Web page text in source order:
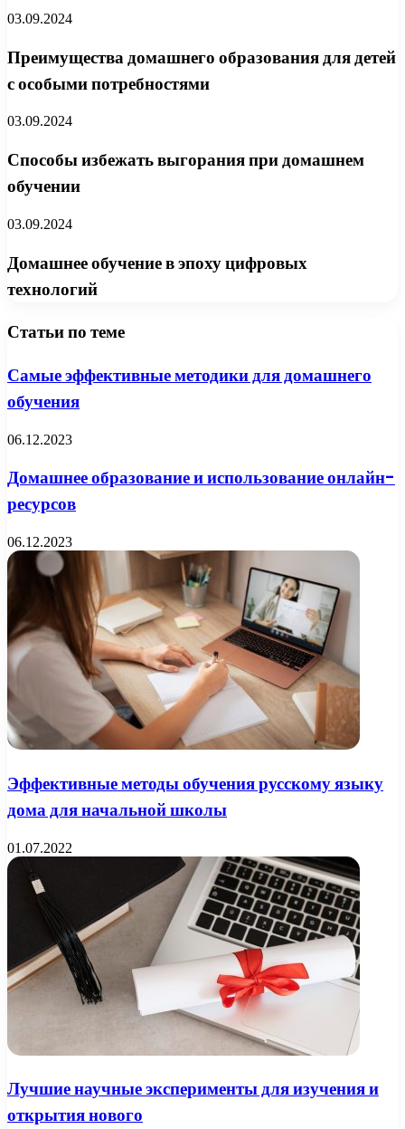
03.09.2024
Преимущества домашнего образования для детей
с особыми потребностями
03.09.2024
Способы избежать выгорания при домашнем
обучении
03.09.2024
Домашнее обучение в эпоху цифровых
технологий
Статьи по теме
Самые эффективные методики для домашнего
обучения
06.12.2023
Домашнее образование и использование онлайн-
ресурсов
06.12.2023
Эффективные методы обучения русскому языку
дома для начальной школы
01.07.2022
Лучшие научные эксперименты для изучения и
открытия нового